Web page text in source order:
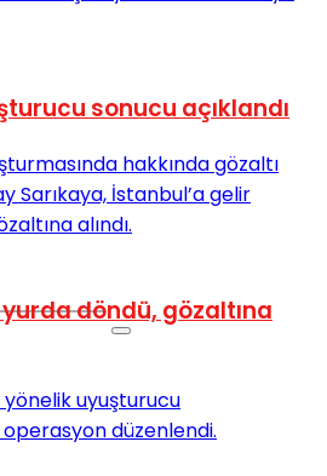
sonucu açıklandı
döndü, gözaltına